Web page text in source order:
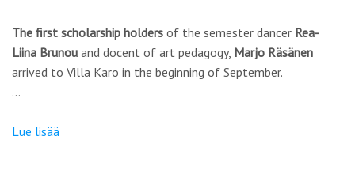
The first scholarship holders of the semester dancer Rea-
Liina Brunou and docent of art pedagogy, Marjo Räsänen
arrived to Villa Karo in the beginning of September.
…
Lue lisää